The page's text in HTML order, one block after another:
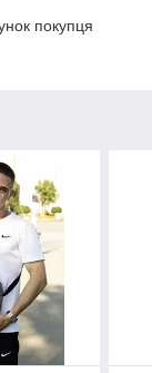
покупця